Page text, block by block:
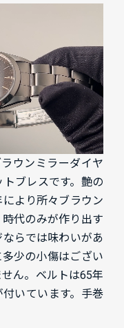
ウンミラーダイヤ
ブレスです。艶の
より所々ブラウン
代のみが作り出す
らでは味わいがあ
少の小傷はござい
ん。ベルトは65年
いています。手巻